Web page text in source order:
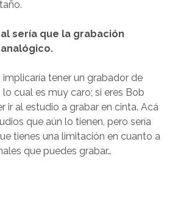
sería que la grabación
implicaría tener un grabador de
cual es muy caro; si eres Bob
ir al estudio a grabar en cinta. Acá
que aún lo tienen, pero sería
tienes una limitación en cuanto a
que puedes grabar…